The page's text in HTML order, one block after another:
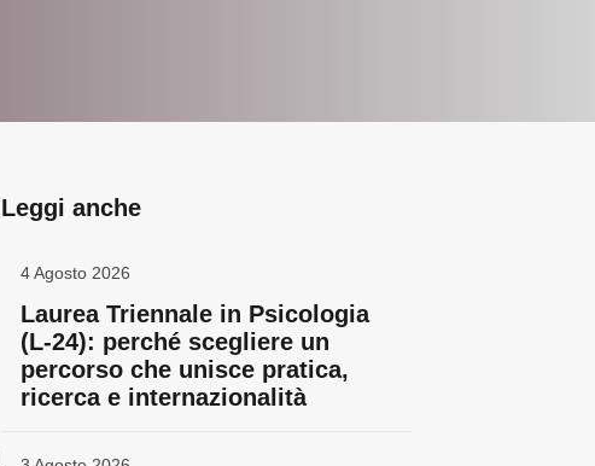
Leggi anche
4 Agosto 2026
Laurea Triennale in Psicologia
(L-24): perché scegliere un
percorso che unisce pratica,
ricerca e internazionalità